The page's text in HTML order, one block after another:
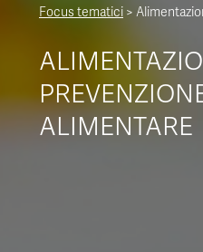
Focus tematici >
ALIMENTARE